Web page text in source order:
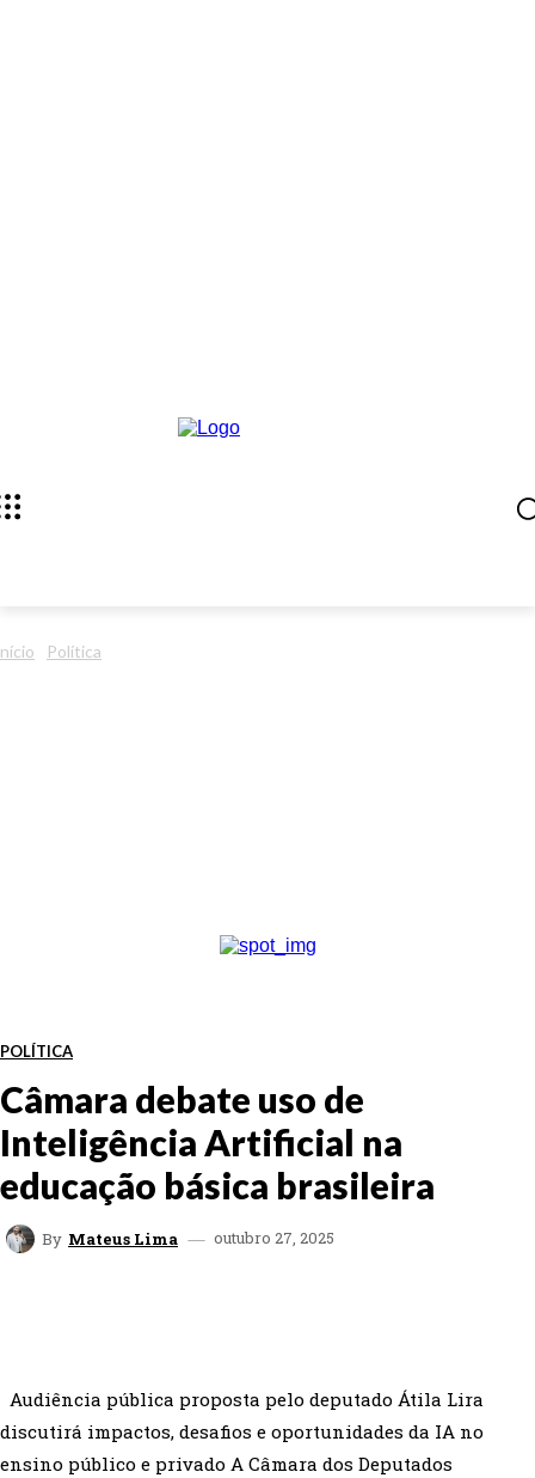
Política
POLÍTICA
Câmara debate uso de
Inteligência Artificial na
educação básica brasileira
By Mateus Lima outubro 27, 2025
Audiência pública proposta pelo deputado Átila Lira
discutirá impactos, desafios e oportunidades da IA no
ensino público e privado A Câmara dos Deputados